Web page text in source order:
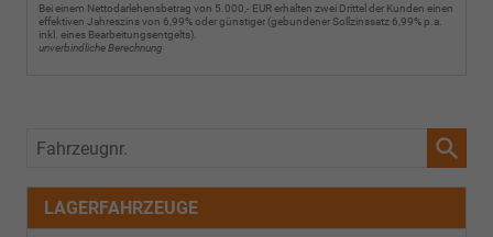
Bei einem Nettodarlehensbetrag von 5.000,- EUR erhalten zwei Drittel der Kunden einen
effektiven Jahreszins von 6,99% oder günstiger (gebundener Sollzinssatz 6,99% p.a.
inkl. eines Bearbeitungsentgelts).
unverbindliche Berechnung
Fahrzeugnr.
LAGERFAHRZEUGE